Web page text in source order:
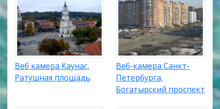
Веб камера Каунас,
Ратушная площадь
Веб-камера Санкт-
Петербурга,
Богатырский проспект